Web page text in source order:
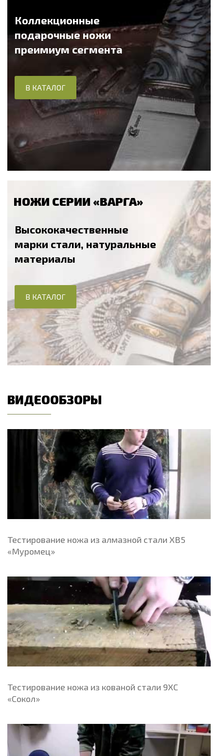
Коллекционные
подарочные ножи
преимиум сегмента
В КАТАЛОГ
НОЖИ СЕРИИ «ВАРГА»
Высококачественные
марки стали, натуральные
материалы
В КАТАЛОГ
ВИДЕООБЗОРЫ
Тестирование ножа из алмазной стали ХВ5
«Муромец»
Тестирование ножа из кованой стали 9ХС
«Сокол»